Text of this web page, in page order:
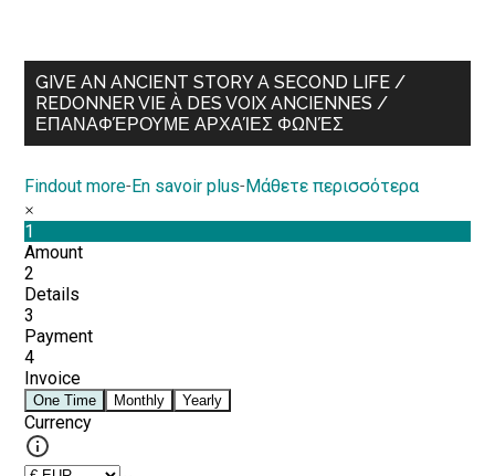
GIVE AN ANCIENT STORY A SECOND LIFE /
REDONNER VIE À DES VOIX ANCIENNES /
ΕΠΑΝΑΦΈΡΟΥΜΕ ΑΡΧΑΊΕΣ ΦΩΝΈΣ
Findout more-En savoir plus-Μάθετε περισσότερα